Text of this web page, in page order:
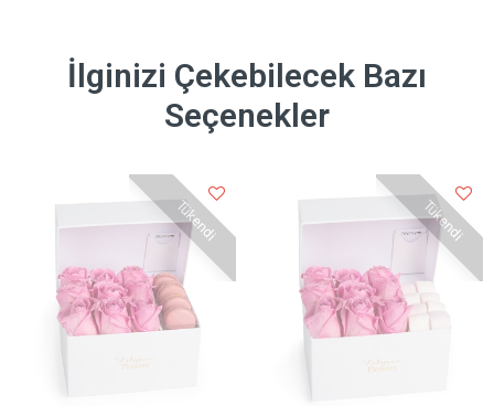
İlginizi Çekebilecek Bazı
Seçenekler
Tükendi Tükendi